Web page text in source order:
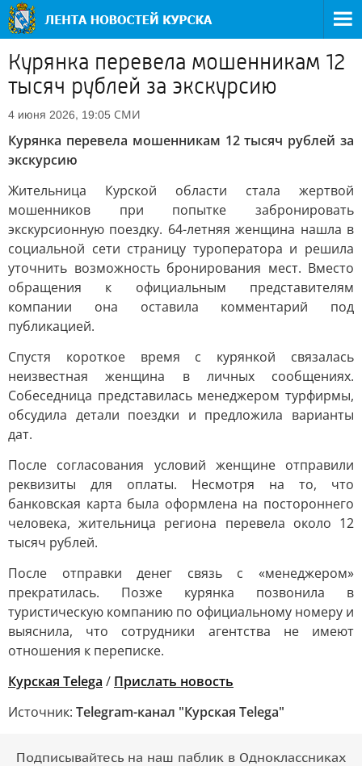
Курянка перевела мошенникам 12
тысяч рублей за экскурсию
4 июня 2026, 19:05 СМИ
Курянка перевела мошенникам 12 тысяч рублей за
экскурсию
Жительница Курской области стала жертвой
мошенников при попытке забронировать
экскурсионную поездку. 64-летняя женщина нашла в
социальной сети страницу туроператора и решила
уточнить возможность бронирования мест. Вместо
обращения к официальным представителям
компании она оставила комментарий под
публикацией.
Спустя короткое время с курянкой связалась
неизвестная женщина в личных сообщениях.
Собеседница представилась менеджером турфирмы,
обсудила детали поездки и предложила варианты
дат.
После согласования условий женщине отправили
реквизиты для оплаты. Несмотря на то, что
банковская карта была оформлена на постороннего
человека, жительница региона перевела около 12
тысяч рублей.
После отправки денег связь с «менеджером»
прекратилась. Позже курянка позвонила в
туристическую компанию по официальному номеру и
выяснила, что сотрудники агентства не имеют
отношения к переписке.
Курская Telega / Прислать новость
Источник: Telegram-канал "Курская Telega"
Подписывайтесь на наш паблик в Одноклассниках